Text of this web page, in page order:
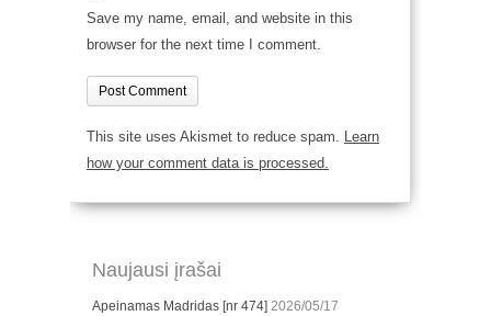
Save my name, email, and website in this
browser for the next time I comment.
This site uses Akismet to reduce spam. Learn
how your comment data is processed.
Naujausi įrašai
Apeinamas Madridas [nr 474] 2026/05/17